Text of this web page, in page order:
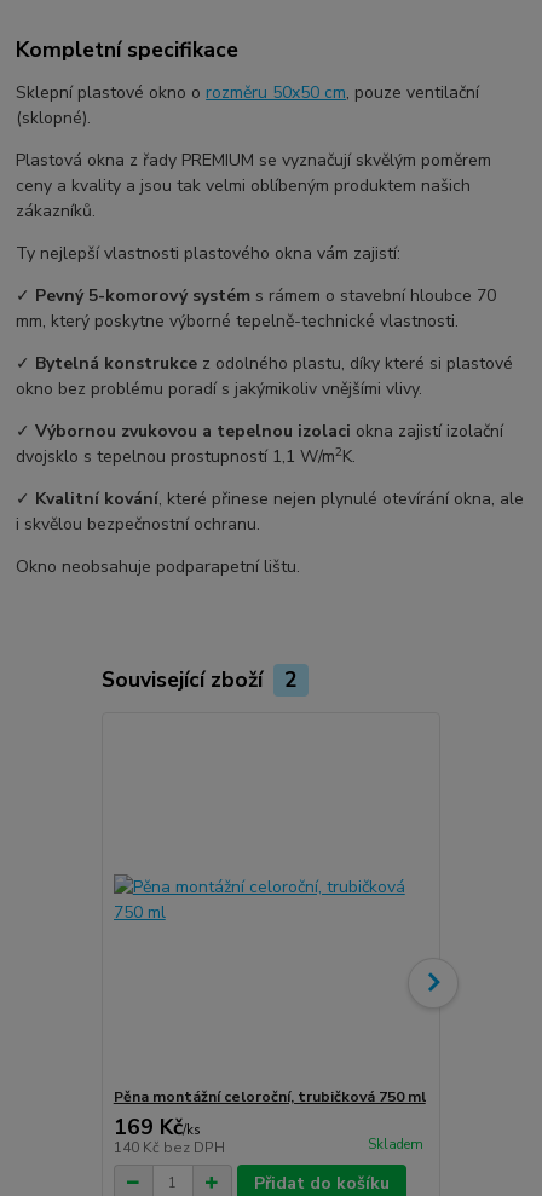
Kompletní specifikace
Sklepní plastové okno o rozměru 50x50 cm, pouze ventilační
(sklopné).
Plastová okna z řady PREMIUM se vyznačují skvělým poměrem
ceny a kvality a jsou tak velmi oblíbeným produktem našich
zákazníků.
Ty nejlepší vlastnosti plastového okna vám zajistí:
✓ Pevný 5-komorový systém s rámem o stavební hloubce 70
mm, který poskytne výborné tepelně-technické vlastnosti.
✓ Bytelná konstrukce z odolného plastu, díky které si plastové
okno bez problému poradí s jakýmikoliv vnějšími vlivy.
✓Výbornou zvukovou a tepelnou izolaci okna zajistí izolační
dvojsklo s tepelnou prostupností 1,1 W/m2K.
✓ Kvalitní kování, které přinese nejen plynulé otevírání okna, ale
i skvělou bezpečnostní ochranu.
Okno neobsahuje podparapetní lištu.
Související zboží 2
Pěna montážní celoroční, trubičková 750 ml
169 Kč/ks
140 Kč bez DPH Skladem
Přidat do košíku